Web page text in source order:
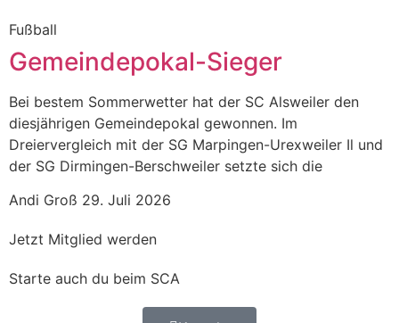
Fußball
Gemeindepokal-Sieger
Bei bestem Sommerwetter hat der SC Alsweiler den
diesjährigen Gemeindepokal gewonnen. Im
Dreiervergleich mit der SG Marpingen-Urexweiler Il und
der SG Dirmingen-Berschweiler setzte sich die
Andi Groß 29. Juli 2026
Jetzt Mitglied werden
Starte auch du beim SCA